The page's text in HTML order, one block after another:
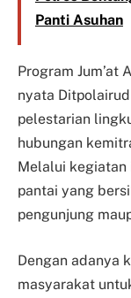
Panti Asuhan
Program Jum’at
nyata
pelestarian
hubungan
Melalui
pantai yang
pengunjung
Dengan adanya
masyarakat